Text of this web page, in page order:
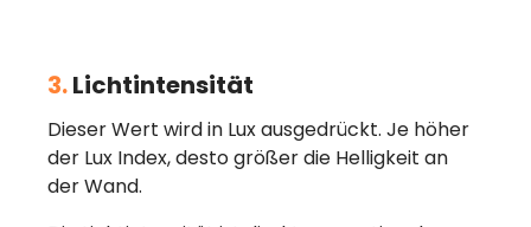
3.Lichtintensität
Dieser Wert wird in Lux ausgedrückt. Je höher
der Lux Index, desto größer die Helligkeit an
der Wand.